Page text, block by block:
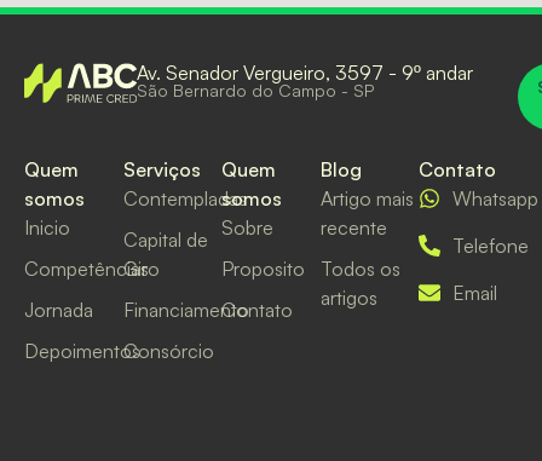
Av. Senador Vergueiro, 3597 - 9º andar
São Bernardo do Campo - SP
Quem
somos
Inicio
Competências
Jornada
Depoimentos
Serviços
Contempladas
Capital de
Giro
Financiamento
Consórcio
Quem
somos
Sobre
Proposito
Contato
Blog
Artigo mais
recente
Todos os
artigos
Contato
Whatsapp
Telefone
Email